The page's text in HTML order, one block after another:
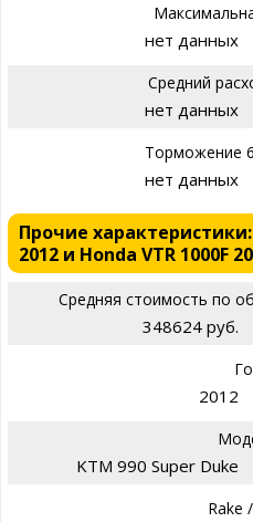
нет данных
Средний
нет данных
Торможение
нет данных
Прочие характеристики:
2012 и Honda VTR 1000F
Средняя стоимость по
348624 руб.
2012
KTM 990 Super Duke
Rake